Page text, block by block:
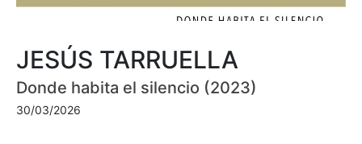
JESÚS TARRUELLA
Donde habita el silencio (2023)
30/03/2026